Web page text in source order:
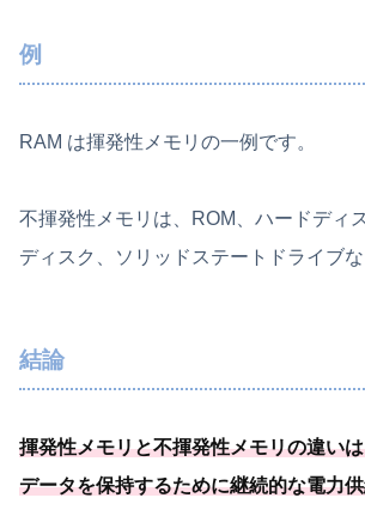
例
RAM は揮発性メモリの一例です。
不揮発性メモリは、ROM、ハードディ
ディスク、ソリッドステートドライブな
結論
揮発性メモリと不揮発性メモリの違い
データを保持するために継続的な電力